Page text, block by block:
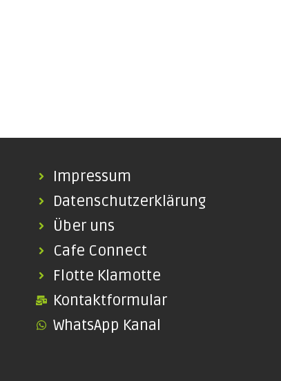
Impressum
Datenschutzerklärung
Über uns
Cafe Connect
Flotte Klamotte
Kontaktformular
WhatsApp Kanal